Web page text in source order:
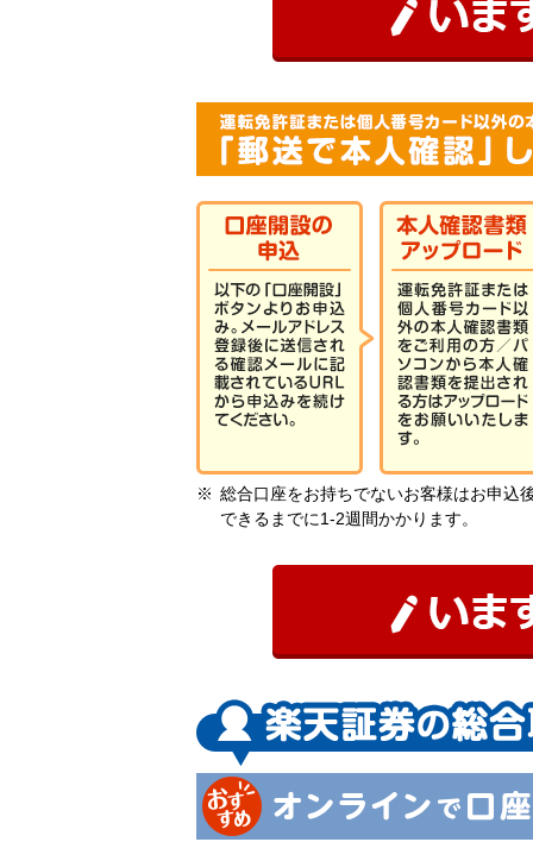
総合口座をお持ちでないお客様はお申込
できるまでに1-2週間かかります。